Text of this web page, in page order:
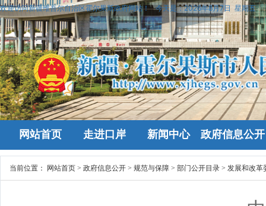
欢迎访问新疆维吾尔自治区霍尔果斯政府网站！ 今天是：2026年8月7日 星期五
网站首页 走进口岸 新闻中心 政府信息公开
当前位置： 网站首页 > 政府信息公开 > 规范与保障 > 部门公开目录 > 发展和改革